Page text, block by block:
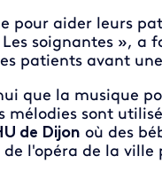
pour aider leurs
soignantes », a
patients avant
que la musique
sont
de Dijon où des
l'opéra de la ville